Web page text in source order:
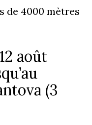
de 4000 mètres
août
(3